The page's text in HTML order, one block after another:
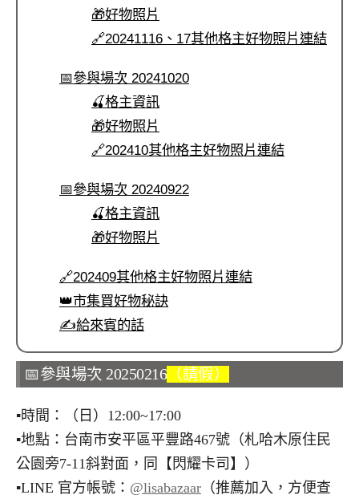
🎁好物照片
🔗20241116、17其他格主好物照片連結
📅參與場次 20241020
🍒格主資訊
🎁好物照片
🔗202410其他格主好物照片連結
📅參與場次 20240922
🍒格主資訊
🎁好物照片
🔗202409其他格主好物照片連結
👑市集買好物秘訣
✍️給來賓的話
📅參與場次 20250216 （請假）
▪︎時間：（日）12:00~17:00
▪︎地點：台南市安平區平豐路467號（札哈木原住民
公園旁7-11斜對面，同【閃耀卡司】）
▪︎LINE 官方帳號： @lisabazaar （推薦加入，方便查